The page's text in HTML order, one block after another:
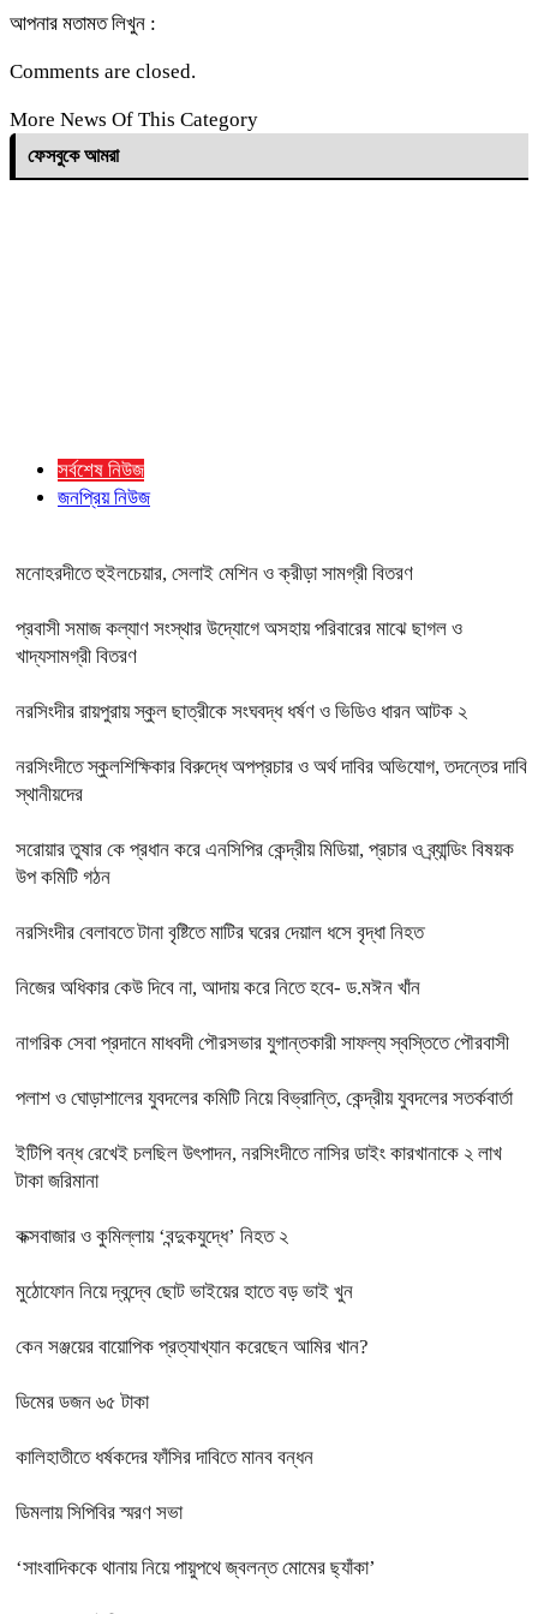
আপনার মতামত লিখুন :
Comments are closed.
More News Of This Category
ফেসবুকে আমরা
সর্বশেষ নিউজ
জনপ্রিয় নিউজ
মনোহরদীতে হুইলচেয়ার, সেলাই মেশিন ও ক্রীড়া সামগ্রী বিতরণ
প্রবাসী সমাজ কল্যাণ সংস্থার উদ্যোগে অসহায় পরিবারের মাঝে ছাগল ও
খাদ্যসামগ্রী বিতরণ
নরসিংদীর রায়পুরায় স্কুল ছাত্রীকে সংঘবদ্ধ ধর্ষণ ও ভিডিও ধারন আটক ২
নরসিংদীতে স্কুলশিক্ষিকার বিরুদ্ধে অপপ্রচার ও অর্থ দাবির অভিযোগ, তদন্তের দাবি
স্থানীয়দের
সরোয়ার তুষার কে প্রধান করে এনসিপির কেন্দ্রীয় মিডিয়া, প্রচার ও ব্র্যান্ডিং বিষয়ক
উপ কমিটি গঠন
নরসিংদীর বেলাবতে টানা বৃষ্টিতে মাটির ঘরের দেয়াল ধসে বৃদ্ধা নিহত
নিজের অধিকার কেউ দিবে না, আদায় করে নিতে হবে- ড.মঈন খাঁন
নাগরিক সেবা প্রদানে মাধবদী পৌরসভার যুগান্তকারী সাফল্য স্বস্তিতে পৌরবাসী
পলাশ ও ঘোড়াশালের যুবদলের কমিটি নিয়ে বিভ্রান্তি, কেন্দ্রীয় যুবদলের সতর্কবার্তা
ইটিপি বন্ধ রেখেই চলছিল উৎপাদন, নরসিংদীতে নাসির ডাইং কারখানাকে ২ লাখ
টাকা জরিমানা
কক্সবাজার ও কুমিল্লায় ‘বন্দুকযুদ্ধে’ নিহত ২
মুঠোফোন নিয়ে দ্বন্দ্বে ছোট ভাইয়ের হাতে বড় ভাই খুন
কেন সঞ্জয়ের বায়োপিক প্রত্যাখ্যান করেছেন আমির খান?
ডিমের ডজন ৬৫ টাকা
কালিহাতীতে ধর্ষকদের ফাঁসির দাবিতে মানব বন্ধন
ডিমলায় সিপিবির স্মরণ সভা
‘সাংবাদিককে থানায় নিয়ে পায়ুপথে জ্বলন্ত মোমের ছ্যাঁকা’